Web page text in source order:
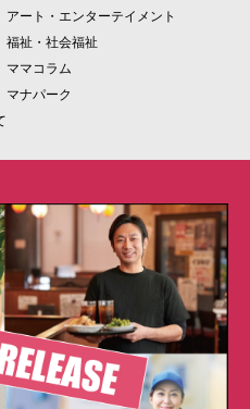
アート・エンターテイメント
福祉・社会福祉
ママコラム
マナパーク